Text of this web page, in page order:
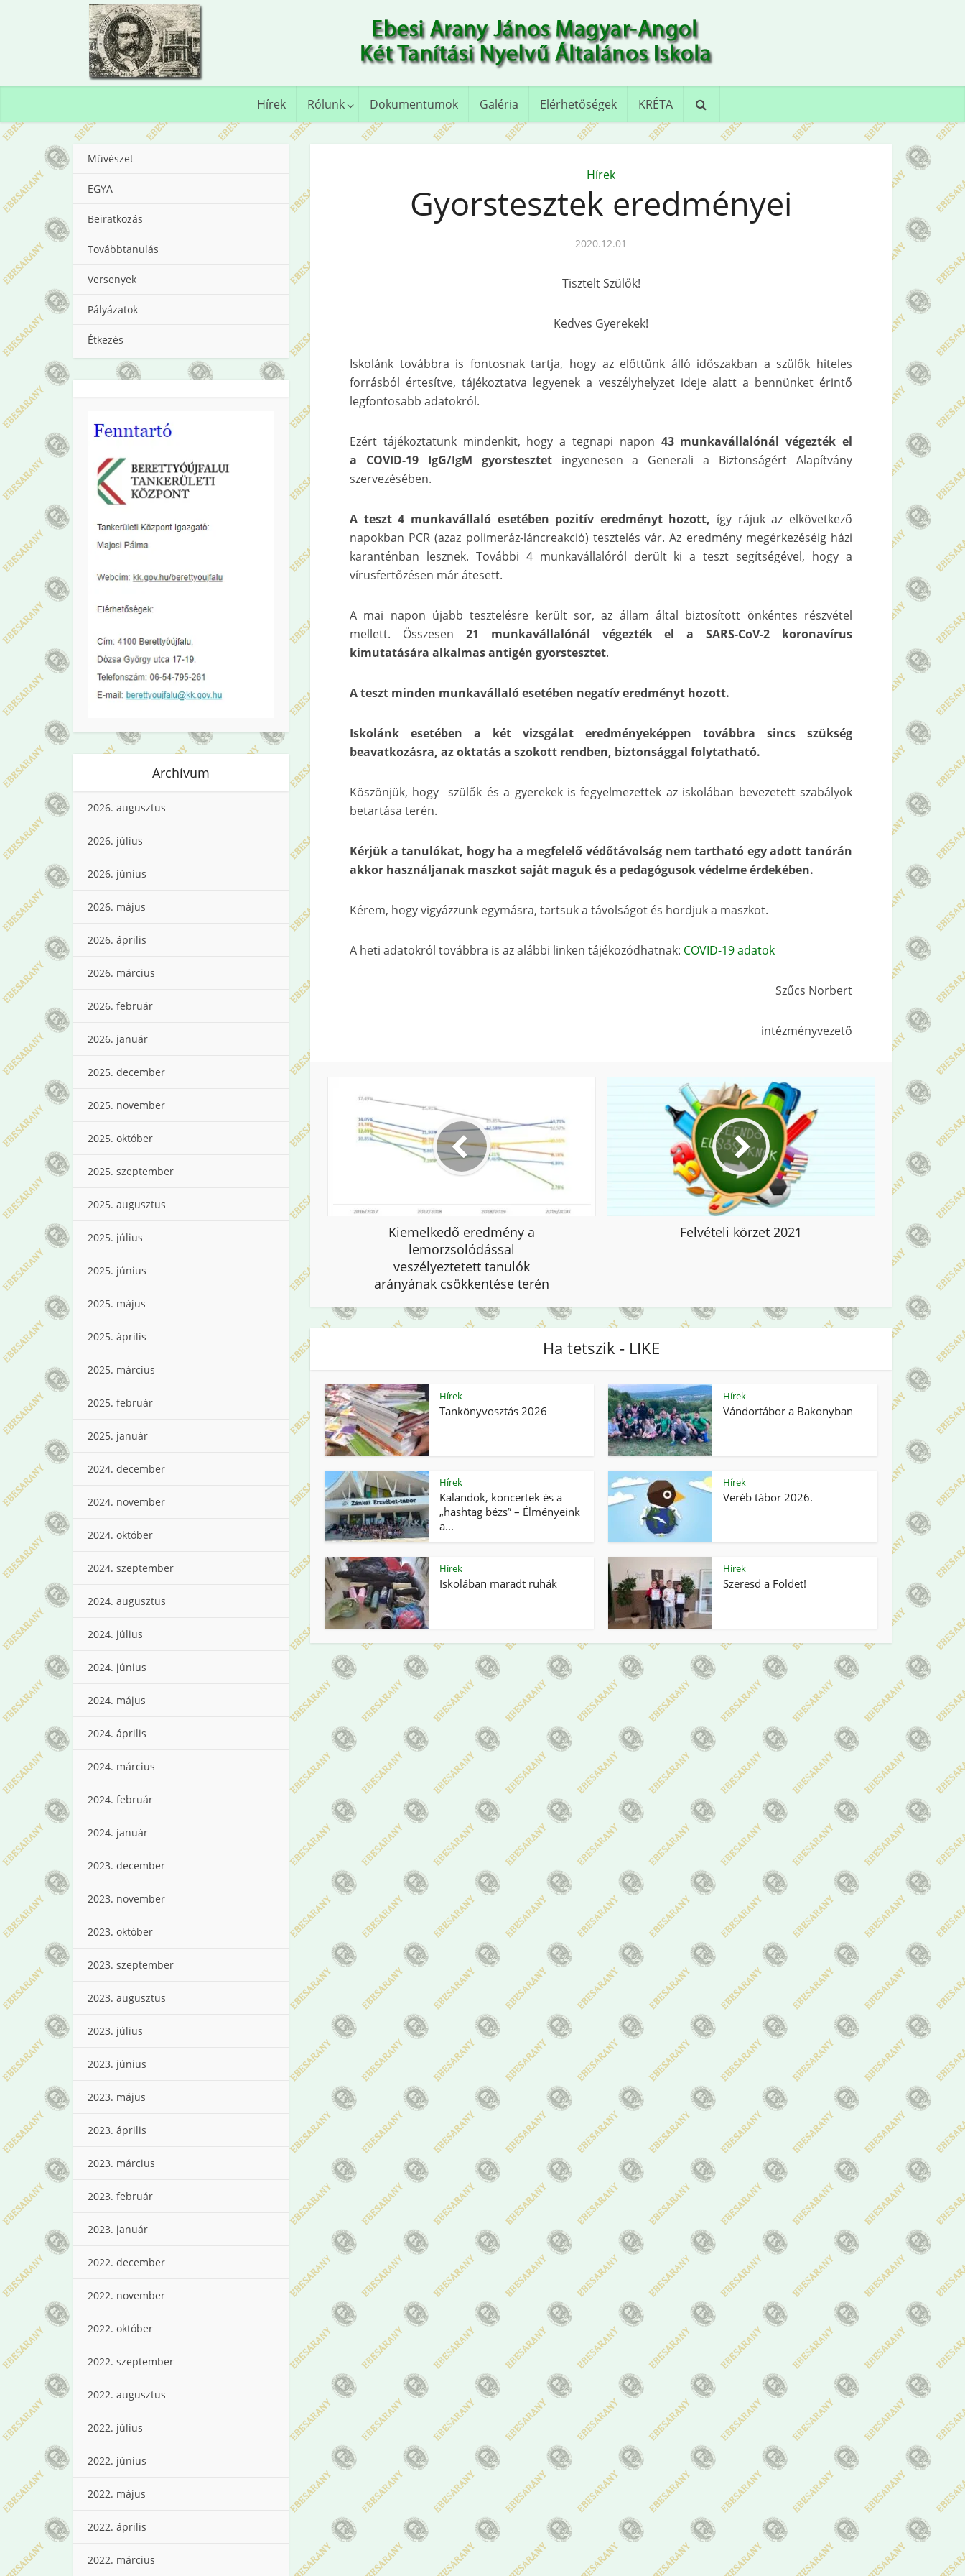
Hírek Rólunk Dokumentumok Galéria Elérhetőségek KRÉTA
Művészet
EGYA
Beiratkozás
Továbbtanulás
Versenyek
Pályázatok
Étkezés
Archívum
2026. augusztus
2026. július
2026. június
2026. május
2026. április
2026. március
2026. február
2026. január
2025. december
2025. november
2025. október
2025. szeptember
2025. augusztus
2025. július
2025. június
2025. május
2025. április
2025. március
2025. február
2025. január
2024. december
2024. november
2024. október
2024. szeptember
2024. augusztus
2024. július
2024. június
2024. május
2024. április
2024. március
2024. február
2024. január
2023. december
2023. november
2023. október
2023. szeptember
2023. augusztus
2023. július
2023. június
2023. május
2023. április
2023. március
2023. február
2023. január
2022. december
2022. november
2022. október
2022. szeptember
2022. augusztus
2022. július
2022. június
2022. május
2022. április
2022. március
Hírek
Gyorstesztek eredményei
2020.12.01
Tisztelt Szülők!
Kedves Gyerekek!
Iskolánk továbbra is fontosnak tartja, hogy az előttünk álló időszakban a szülők hiteles
forrásból értesítve, tájékoztatva legyenek a veszélyhelyzet ideje alatt a bennünket érintő
legfontosabb adatokról.
Ezért tájékoztatunk mindenkit, hogy a tegnapi napon 43 munkavállalónál végezték el
a COVID-19 IgG/IgM gyorstesztet ingyenesen a Generali a Biztonságért Alapítvány
szervezésében.
A teszt 4 munkavállaló esetében pozitív eredményt hozott, így rájuk az elkövetkező
napokban PCR (azaz polimeráz-láncreakció) tesztelés vár. Az eredmény megérkezéséig házi
karanténban lesznek. További 4 munkavállalóról derült ki a teszt segítségével, hogy a
vírusfertőzésen már átesett.
A mai napon újabb tesztelésre került sor, az állam által biztosított önkéntes részvétel
mellett. Összesen 21 munkavállalónál végezték el a SARS-CoV-2 koronavírus
kimutatására alkalmas antigén gyorstesztet.
A teszt minden munkavállaló esetében negatív eredményt hozott.
Iskolánk esetében a két vizsgálat eredményeképpen továbbra sincs szükség
beavatkozásra, az oktatás a szokott rendben, biztonsággal folytatható.
Köszönjük, hogy szülők és a gyerekek is fegyelmezettek az iskolában bevezetett szabályok
betartása terén.
Kérjük a tanulókat, hogy ha a megfelelő védőtávolság nem tartható egy adott tanórán
akkor használjanak maszkot saját maguk és a pedagógusok védelme érdekében.
Kérem, hogy vigyázzunk egymásra, tartsuk a távolságot és hordjuk a maszkot.
A heti adatokról továbbra is az alábbi linken tájékozódhatnak: COVID-19 adatok
Szűcs Norbert
intézményvezető
Kiemelkedő eredmény a
lemorzsolódással
veszélyeztetett tanulók
arányának csökkentése terén
Felvételi körzet 2021
Ha tetszik - LIKE
Hírek
Tankönyvosztás 2026
Hírek
Vándortábor a Bakonyban
Hírek
Kalandok, koncertek és a
„hashtag bézs” – Élményeink
a...
Hírek
Veréb tábor 2026.
Hírek
Iskolában maradt ruhák
Hírek
Szeresd a Földet!